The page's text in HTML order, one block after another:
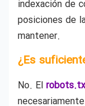
indexación de
posiciones de
mantener.
¿Es
No. El